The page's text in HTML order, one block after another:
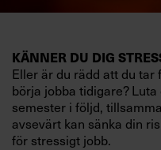
KÄNNER DU DIG
Eller är du rädd att du
börja jobba tidigare?
semester i följd,
avsevärt kan sänka din
för stressigt jobb.